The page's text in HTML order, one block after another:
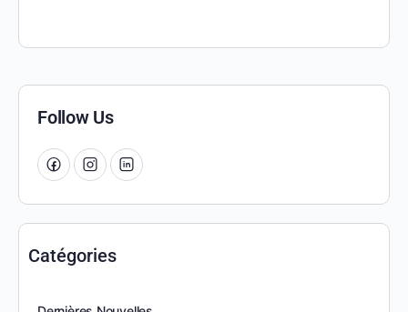
Follow Us
Catégories